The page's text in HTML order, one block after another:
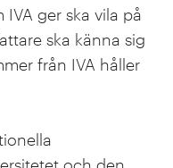
ger ska vila på
ska känna sig
från IVA håller